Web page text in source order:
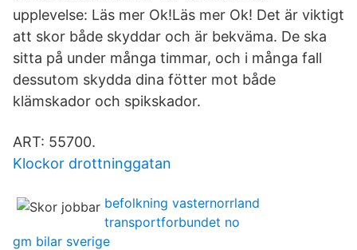
upplevelse: Läs mer Ok!Läs mer Ok! Det är viktigt
att skor både skyddar och är bekväma. De ska
sitta på under många timmar, och i många fall
dessutom skydda dina fötter mot både
klämskador och spikskador.
ART: 55700.
Klockor drottninggatan
befolkning vasternorrland
transportforbundet no
gm bilar sverige